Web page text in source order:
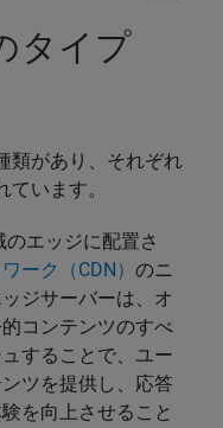
タイプ
類があり、それぞれ
います。
エッジに配置さ
ーク（CDN） のニ
ジサーバーは、オ
コンテンツのすべ
することで、ユー
ツを提供し、応答
を向上させること